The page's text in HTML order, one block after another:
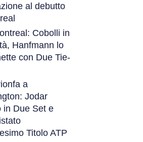
al debutto
Cobolli in
Hanfmann lo
con Due Tie-
a
Jodar
in Due Set e
Titolo ATP